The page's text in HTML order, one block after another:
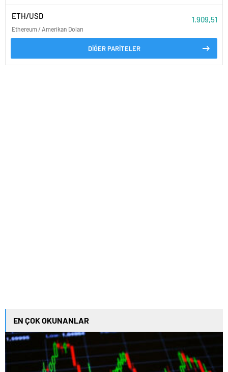
ETH/USD
Ethereum / Amerikan Doları
1.909,51
DİĞER PARİTELER
EN ÇOK OKUNANLAR